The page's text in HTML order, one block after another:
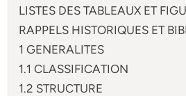
LISTES DES TABLEAUX ET
RAPPELS HISTORIQUES ET
1 GENERALITES
1.1 CLASSIFICATION
1.2 STRUCTURE